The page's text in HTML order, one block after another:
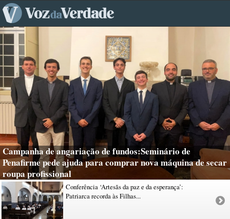
Campanha de angariação de fundos:Seminário de
Penafirme pede ajuda para comprar nova máquina de secar
roupa profissional
Conferência ‘Artesãs da paz e da esperança’:
Patriarca recorda às Filhas...